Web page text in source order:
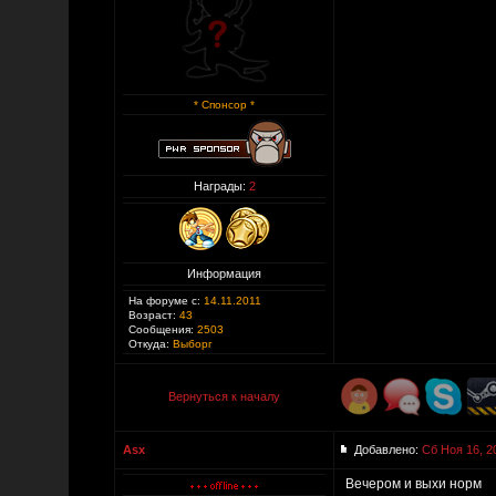
* Спонсор *
Награды: 2
Информация
На форуме с: 14.11.2011
Возраст: 43
Сообщения: 2503
Откуда: Выборг
Вернуться к началу
Asx Добавлено: Сб Ноя 16,
Вечером и выхи норм